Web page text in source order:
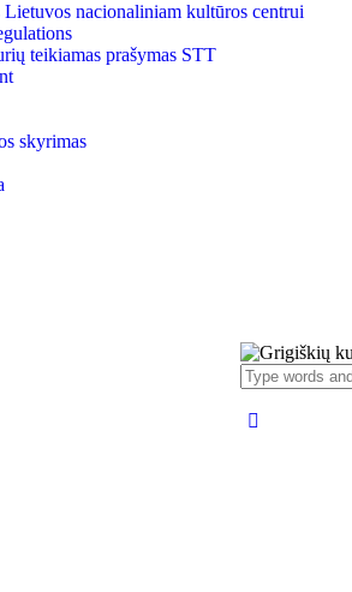
Lietuvos nacionaliniam kultūros centrui
teikiamas prašymas STT
skyrimas